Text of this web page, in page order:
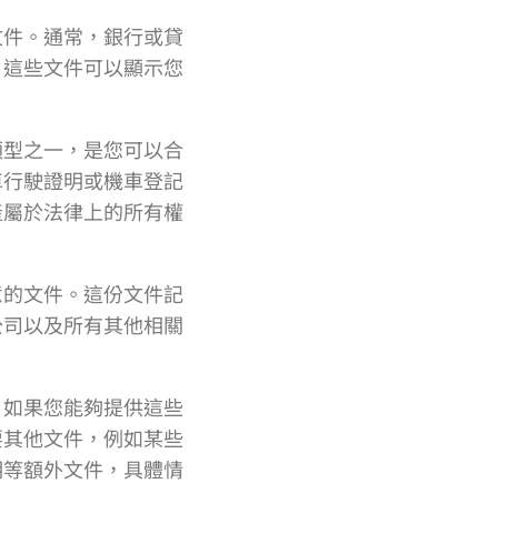
。通常，銀行或貸
些文件可以顯示您
之一，是您可以合
駛證明或機車登記
於法律上的所有權
文件。這份文件記
以及所有其他相關
果您能夠提供這些
他文件，例如某些
額外文件，具體情